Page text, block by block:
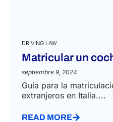
DRIVING LAW
Matricular un
septiembre 9, 2024
Guía para la
extranjeros en Italia....
READ MORE